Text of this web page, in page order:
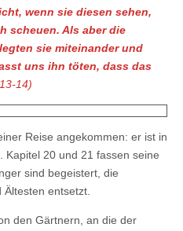
wenn sie diesen sehen,
scheuen. Als aber die
sie miteinander und
uns ihn töten, dass das
14)
Reise angekommen: er ist in
Kapitel 20 und 21 fassen seine
sind begeistert, die
entsetzt.
den Gärtnern, an die der